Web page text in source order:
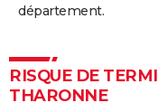
département.
RISQUE DE
THARONNE